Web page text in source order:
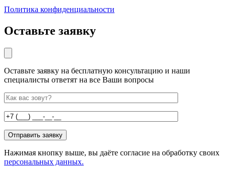
Политика конфиденциальности
Оставьте заявку
Оставьте заявку на бесплатную консультацию и наши
специалисты ответят на все Ваши вопросы
Нажимая кнопку выше, вы даёте согласие на обработку своих
персональных данных.